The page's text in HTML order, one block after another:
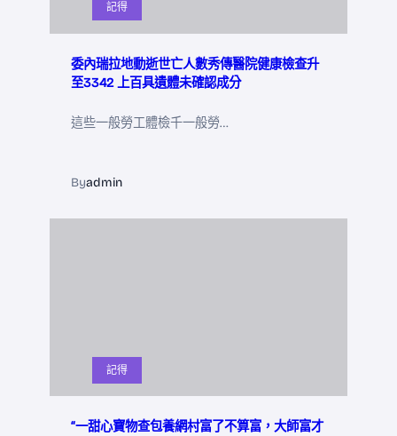
記得
委內瑞拉地動逝世亡人數秀傳醫院健康檢查升
至3342 上百具遺體未確認成分
這些一般勞工體檢千一般勞…
Byadmin
記得
“一甜心寶物查包養網村富了不算富，大師富才